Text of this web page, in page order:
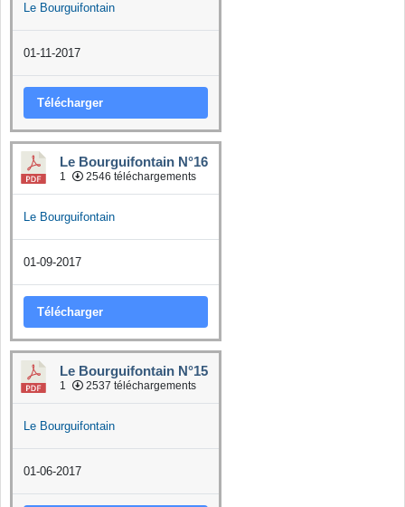
Le Bourguifontain
01-11-2017
Télécharger
Le Bourguifontain N°16
1 2546 téléchargements
Le Bourguifontain
01-09-2017
Télécharger
Le Bourguifontain N°15
1 2537 téléchargements
Le Bourguifontain
01-06-2017